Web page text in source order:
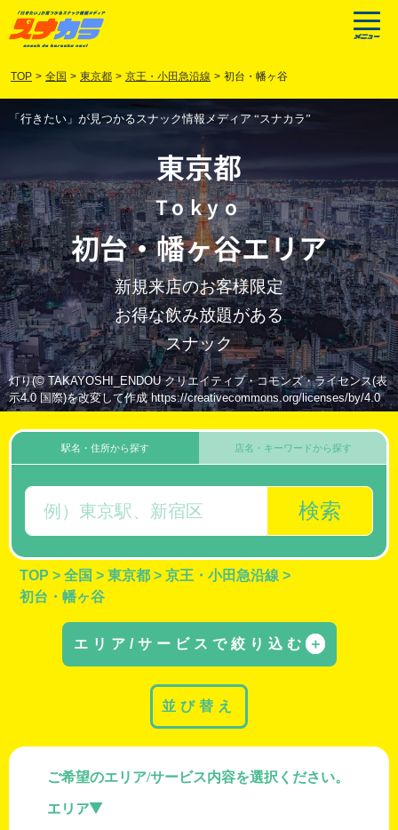
TOP > 全国 > 東京都 > 京王・小田急沿線 > 初台・幡ヶ谷
「行きたい」が見つかるスナック情報メディア “スナカラ”
東京都
Tokyo
初台・幡ヶ谷エリア
新規来店のお客様限定
お得な飲み放題がある
スナック
灯り(© TAKAYOSHI_ENDOU クリエイティブ・コモンズ・ライセンス(表
示4.0 国際)を改変して作成 https://creativecommons.org/licenses/by/4.0
駅名・住所から探す
検索
店名・キーワードから探す
TOP > 全国 > 東京都 > 京王・小田急沿線 >
初台・幡ヶ谷
エリア/サービスで絞り込む ＋
ご希望のエリア/サービス内容を選択ください。
エリア
並び替え